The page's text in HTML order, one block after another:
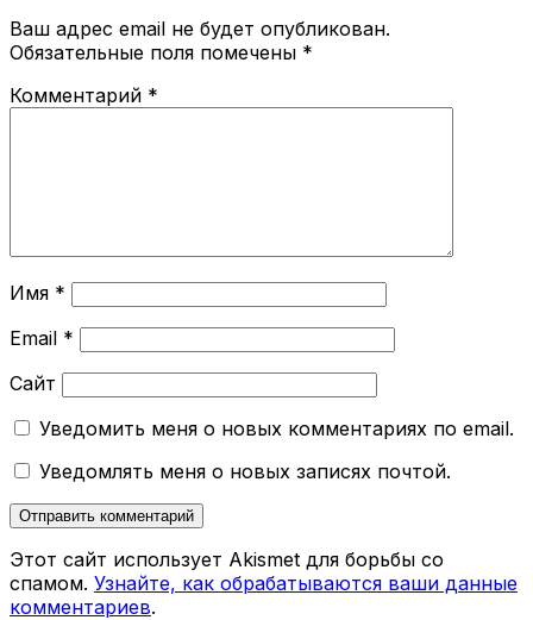
Ваш адрес email не будет опубликован.
Обязательные поля помечены *
Комментарий *
Имя *
Email *
Сайт
Уведомить меня о новых комментариях по email.
Уведомлять меня о новых записях почтой.
Этот сайт использует Akismet для борьбы со
спамом. Узнайте, как обрабатываются ваши данные
комментариев.